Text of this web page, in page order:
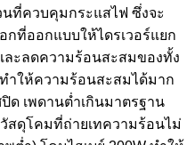
นที่ควบคุมกระแสไฟ ซึ่งจะ
กที่ออกแบบให้ไดรเวอร์แยก
ละลดความร้อนสะสมของทั้ง
ำให้ความร้อนสะสมได้มาก
ด เพดานต่ำเกินมาตรฐาน
สดุโคมที่ถ่ายเทความร้อนไม่